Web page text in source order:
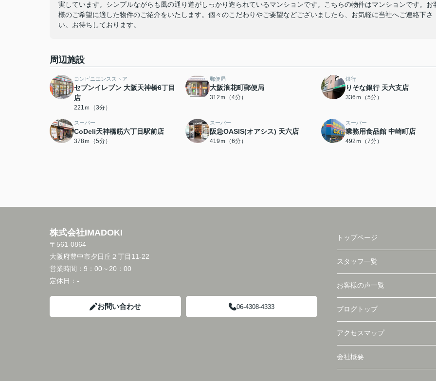
実しています。シンプルながらも風の通り道がしっかり造られているマンションです。こちらの物件はマンションです。お
様のご希望に適した物件のご紹介をいたします。個々のこだわりやご要望などございましたら、お気軽に当社へご連絡下さ
い。お待ちしております。
周辺施設
コンビニエンスストア
セブンイレブン 大阪天神橋6丁目
店
221ｍ（3分）
郵便局
大阪浪花町郵便局
312ｍ（4分）
銀行
りそな銀行 天六支店
336ｍ（5分）
スーパー
CoDeli天神橋筋六丁目駅前店
378ｍ（5分）
スーパー
阪急OASIS(オアシス) 天六店
419ｍ（6分）
スーパー
業務用食品館 中崎町店
492ｍ（7分）
株式会社IMADOKI
〒561-0864
大阪府豊中市夕日丘２丁目11-22
営業時間： 9：00～20：00
定休日： -
お問い合わせ 06-4308-4333
トップページ
スタッフ一覧
お客様の声一覧
ブログトップ
アクセスマップ
会社概要